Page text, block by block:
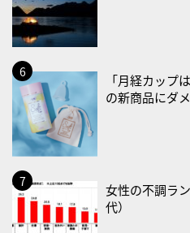
2026/08/25(火)
・いたわり肌の日
2026/08/26(水)
・風呂の日
2026/08/29(土)
・筋肉強化の日
2026/08/30(日)
・ＥＰＡの日
2026/08/31(月)
「月経カッ
の新商品にダ
女性の不調ラ
代）